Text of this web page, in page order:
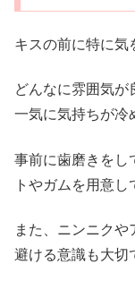
キスの前に特に気
どんなに雰囲気が
一気に気持ちが冷
事前に歯磨きをし
トやガムを用意し
また、ニンニク
避ける意識も大切